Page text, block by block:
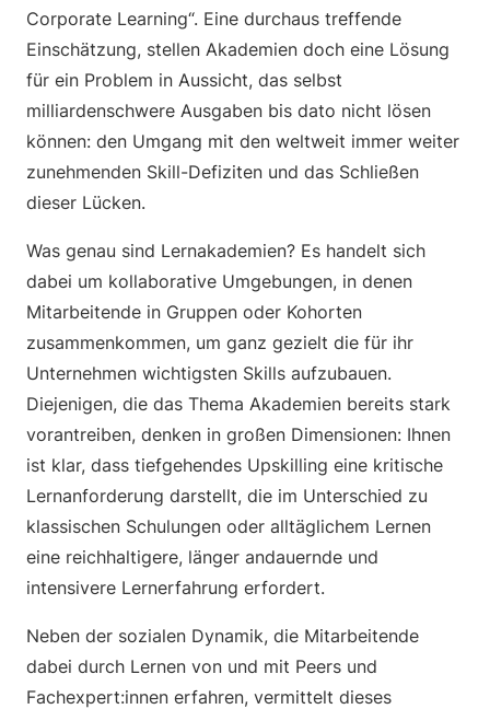
Corporate Learning“. Eine durchaus treffende
Einschätzung, stellen Akademien doch eine Lösung
für ein Problem in Aussicht, das selbst
milliardenschwere Ausgaben bis dato nicht lösen
können: den Umgang mit den weltweit immer weiter
zunehmenden Skill-Defiziten und das Schließen
dieser Lücken.
Was genau sind Lernakademien? Es handelt sich
dabei um kollaborative Umgebungen, in denen
Mitarbeitende in Gruppen oder Kohorten
zusammenkommen, um ganz gezielt die für ihr
Unternehmen wichtigsten Skills aufzubauen.
Diejenigen, die das Thema Akademien bereits stark
vorantreiben, denken in großen Dimensionen: Ihnen
ist klar, dass tiefgehendes Upskilling eine kritische
Lernanforderung darstellt, die im Unterschied zu
klassischen Schulungen oder alltäglichem Lernen
eine reichhaltigere, länger andauernde und
intensivere Lernerfahrung erfordert.
Neben der sozialen Dynamik, die Mitarbeitende
dabei durch Lernen von und mit Peers und
Fachexpert:innen erfahren, vermittelt dieses